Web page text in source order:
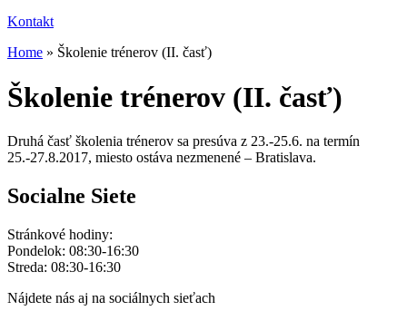
Kontakt
Home » Školenie trénerov (II. časť)
Školenie trénerov (II. časť)
Druhá časť školenia trénerov sa presúva z 23.-25.6. na termín
25.-27.8.2017, miesto ostáva nezmenené – Bratislava.
Socialne Siete
Stránkové hodiny:
Pondelok: 08:30-16:30
Streda: 08:30-16:30
Nájdete nás aj na sociálnych sieťach